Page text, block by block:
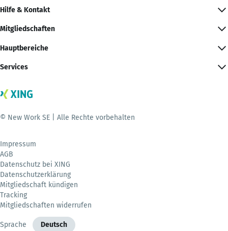
Hilfe & Kontakt
Mitgliedschaften
Hauptbereiche
Services
© New Work SE | Alle Rechte vorbehalten
Impressum
AGB
Datenschutz bei XING
Datenschutzerklärung
Mitgliedschaft kündigen
Tracking
Mitgliedschaften widerrufen
Sprache Deutsch